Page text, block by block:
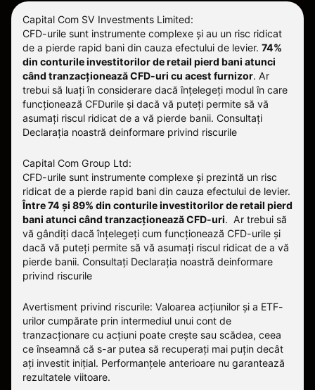
Capital Com SV Investments Limited:
CFD-urile sunt instrumente complexe și au un risc ridicat
de a pierde rapid bani din cauza efectului de levier. 74%
din conturile investitorilor de retail pierd bani atunci
când tranzacționează CFD-uri cu acest furnizor. Ar
trebui să luați în considerare dacă înțelegeți modul în care
funcționează CFDurile și dacă vă puteți permite să vă
asumați riscul ridicat de a vă pierde banii. Consultați
Declarația noastră deinformare privind riscurile
Capital Com Group Ltd:
CFD-urile sunt instrumente complexe și prezintă un risc
ridicat de a pierde rapid bani din cauza efectului de levier.
Între 74 și 89% din conturile investitorilor de retail pierd
bani atunci când tranzacționează CFD-uri. Ar trebui să
vă gândiți dacă înțelegeți cum funcționează CFD-urile și
dacă vă puteți permite să vă asumați riscul ridicat de a vă
pierde banii. Consultați Declarația noastră deinformare
privind riscurile
Avertisment privind riscurile: Valoarea acțiunilor și a ETF-
urilor cumpărate prin intermediul unui cont de
tranzacționare cu acțiuni poate crește sau scădea, ceea
ce înseamnă că s-ar putea să recuperați mai puțin decât
ați investit inițial. Performanțele anterioare nu garantează
rezultatele viitoare.